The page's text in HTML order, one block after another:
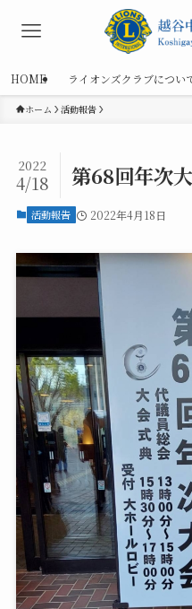
HOME ライオンズクラブについ
ホーム 活動報告
第68回年次
2022
4/18
活動報告 2022年4月18日